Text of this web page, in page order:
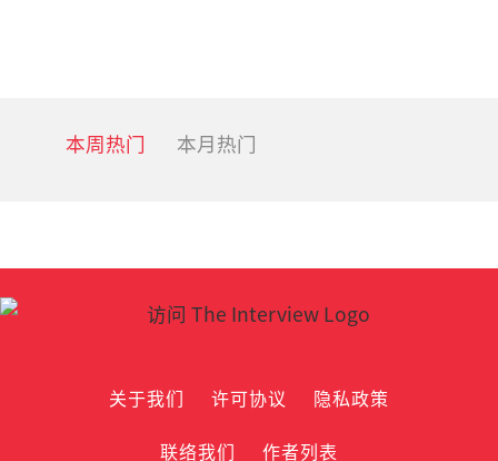
本周热门 本月热门
关于我们 许可协议
隐私政策
联络我们
作者列表